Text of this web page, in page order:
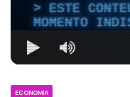
ESTE
MOMENTO
ECONOMIA